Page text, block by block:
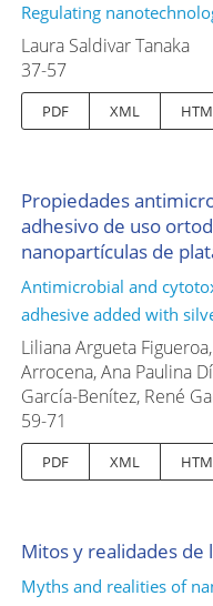
Regulating
Laura Saldivar Tanaka
37-57
PDF XML
Propiedades
adhesivo de uso
nanopartículas de
Antimicrobial and
adhesive added with
Liliana Argueta
Arrocena, Ana Paulina
García-Benítez, René
59-71
PDF XML
Mitos y realidades de
Myths and realities of